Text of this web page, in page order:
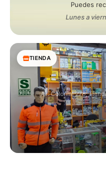
Puedes
Lunes a
TIENDA
Av. Colonial 278,